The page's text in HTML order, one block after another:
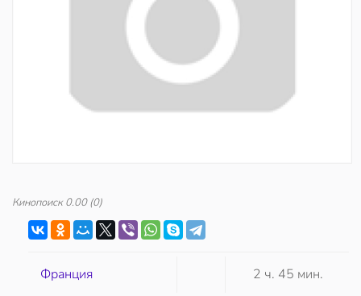
Кинопоиск 0.00(0)
Франция 2 ч. 45 мин.